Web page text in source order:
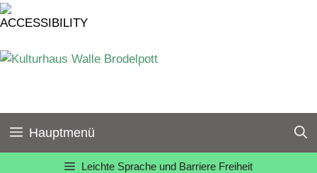
Zum
springen
Hauptmenü
Leichte Sprache und Barriere Freiheit